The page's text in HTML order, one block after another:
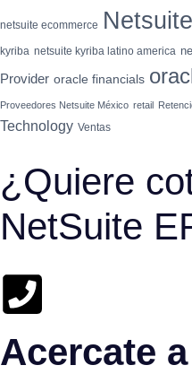
netsuite ecommerce
kyriba netsuite kyriba latino america
Provider oracle financials
Proveedores Netsuite México retail
Technology Ventas
¿Quiere
NetSuite
Acercate